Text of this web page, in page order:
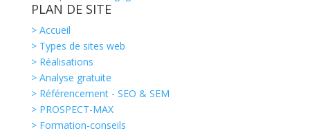
PLAN DE SITE
> Accueil
> Types de sites web
> Réalisations
> Analyse gratuite
> Référencement - SEO & SEM
> PROSPECT-MAX
> Formation-conseils